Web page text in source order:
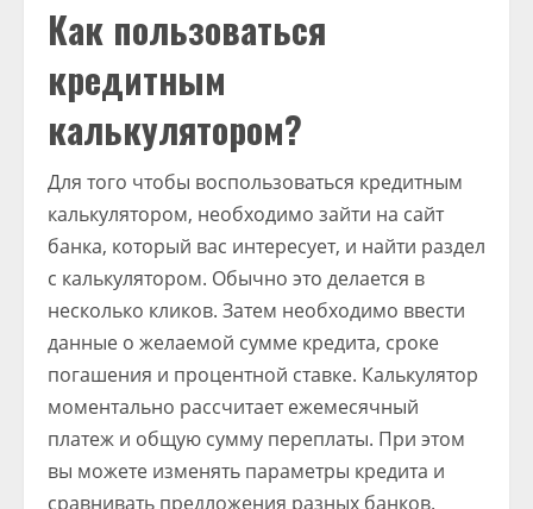
Как пользоваться
кредитным
калькулятором?
Для того чтобы воспользоваться кредитным
калькулятором, необходимо зайти на сайт
банка, который вас интересует, и найти раздел
с калькулятором. Обычно это делается в
несколько кликов. Затем необходимо ввести
данные о желаемой сумме кредита, сроке
погашения и процентной ставке. Калькулятор
моментально рассчитает ежемесячный
платеж и общую сумму переплаты. При этом
вы можете изменять параметры кредита и
сравнивать предложения разных банков.